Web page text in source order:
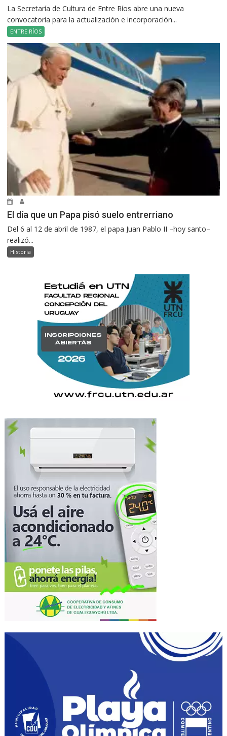
La Secretaría de Cultura de Entre Ríos abre una nueva
convocatoria para la actualización e incorporación...
ENTRE RÍOS
El día que un Papa pisó suelo entrerriano
Del 6 al 12 de abril de 1987, el papa Juan Pablo II –hoy santo–
realizó...
Historia